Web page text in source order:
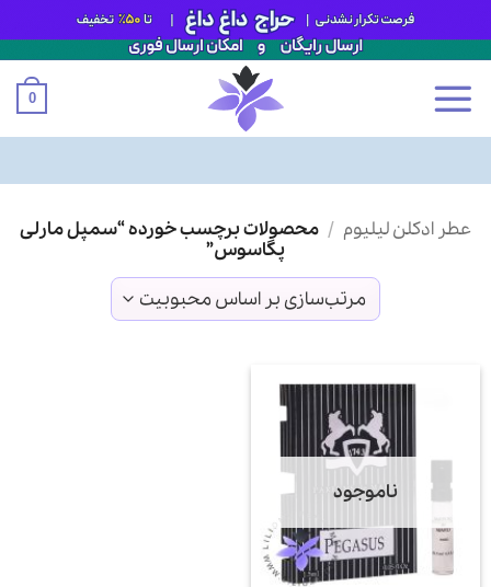
0
عطر ادکلن لیلیوم / محصولات برچسب خورده “سمپل مارلی
پگاسوس”
ناموجود